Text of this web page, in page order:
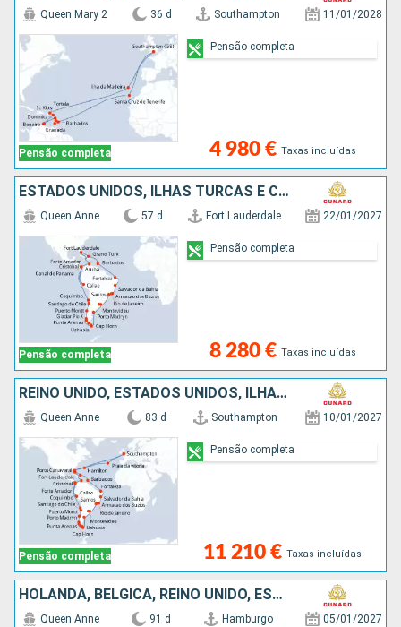
Pensão completa
Queen Mary 2 36 d Southampton 11/01/2028
4 980 € Taxas incluídas
Pensão completa
ESTADOS UNIDOS, ILHAS TURCAS E CAICOS, BARBADOS, BRASIL, URUGUAI, ARGENTINA, CHILE, PERÚ, PANAMA, ARUBA
Pensão completa
Queen Anne 57 d Fort Lauderdale 22/01/2027
8 280 € Taxas incluídas
Pensão completa
REINO UNIDO, ESTADOS UNIDOS, ILHAS TURCAS E CAICOS, BARBADOS, BRASIL, URUGUAI, ARGENTINA, CHILE, PERÚ, PANAMA, ARUBA, PORTUGAL
Pensão completa
Queen Anne 83 d Southampton 10/01/2027
11 210 € Taxas incluídas
Pensão completa
HOLANDA, BÉLGICA, REINO UNIDO, ESTADOS UNIDOS, ILHAS TURCAS E CAICOS, BARBADOS, BRASIL, URUGUAI, ARGENTINA, CHILE, PERÚ, PANAMA, ARUBA, PORTUGAL, ALEMANHA
Queen Anne 91 d Hamburgo 05/01/2027